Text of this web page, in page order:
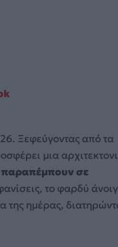
Ξεφεύγοντας από τα
μια
παραπέμπουν σε
το φαρδύ
της ημέρας,